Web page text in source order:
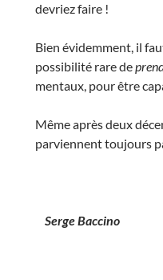
devriez faire !
Bien évidemment, il
possibilité rare de
mentaux, pour être
Même après deux
parviennent toujours
Serge Baccino